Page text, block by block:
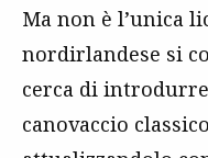
Ma non è l’unica
nordirlandese si
cerca di
canovaccio